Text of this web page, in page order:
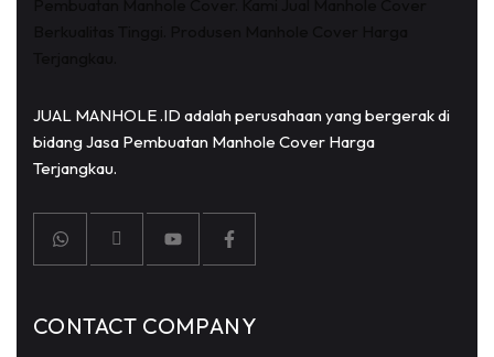
JUAL MANHOLE .ID adalah perusahaan yang bergerak di
bidang Jasa Pembuatan Manhole Cover Harga
Terjangkau.
CONTACT COMPANY